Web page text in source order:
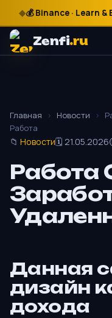
₽
$
€
Binance · Learn & Earn
Zenfi.ru
Главная › Новости ›
Работа
📁 Новости🗓 21.05.2026
Работа
Данная
дизайн
дохода